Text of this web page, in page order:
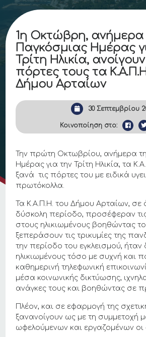
1η Οκτώβρη, ανήμερα
Παγκόσμιας Ημέρας
Τρίτη Ηλικία,
πόρτες τους τα
Δήμου Αρταίων
30 Σεπτεμβρίου
Κοινοποίηση στο:
Την πρώτη Οκτωβρίου, ανήμερα
Ημέρας για την Τρίτη Ηλικία, τα
ξανά τις πόρτες του με ειδικά
πρωτόκολλα.
Τα Κ.Α.Π.Η. του Δήμου Αρταίων, σε
δύσκολη περίοδο, προσέφεραν
στους ηλικιωμένους βοηθώντας
ξεπεράσουν τις τρικυμίες της
την περίοδο του εγκλεισμού, ήταν
ηλικιωμένους τόσο με συχνή και
καθημερινή τηλεφωνική
μέσα κοινωνικής δικτύωσης,
ανάγκες τους και βοηθώντας σε
Πλέον, και σε εφαρμογή της
ξανανοίγουν ως με τη συμμετοχή
ωφελούμενων και εργαζομένων οι